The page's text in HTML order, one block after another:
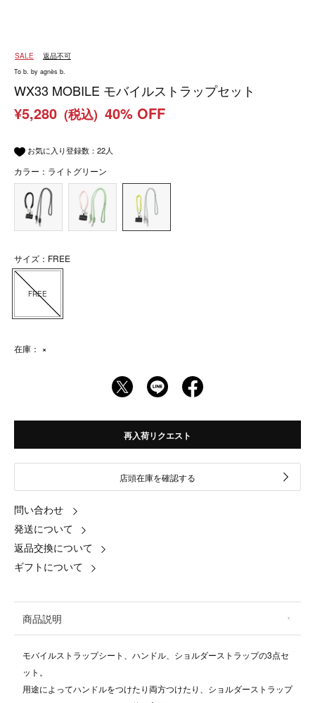
SALE 返品不可
To b. by agnès b.
WX33 MOBILE モバイルストラップセット
¥5,280 (税込) 40% OFF
お気に入り登録数： 22人
カラー：ライトグリーン
サイズ：FREE
FREE
在庫： ×
再入荷リクエスト
店頭在庫を確認する
問い合わせ
発送について
返品交換について
ギフトについて
商品説明
モバイルストラップシート、ハンドル、ショルダーストラップの3点セ
ット。
用途によってハンドルをつけたり両方つけたり、ショルダーストラップ